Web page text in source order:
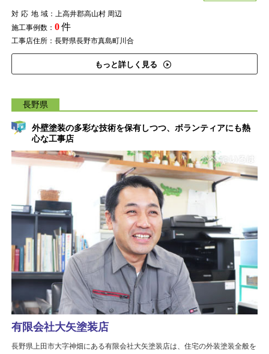
対応地域：上高井郡高山村 周辺
施工事例数： 0件
工事店住所：長野県長野市真島町川合
もっと詳しく見る
長野県
外壁塗装の多彩な技術を保有しつつ、ボランティアにも熱
心な工事店
有限会社大矢塗装店
長野県上田市大字神畑にある有限会社大矢塗装店は、住宅の外装塗装全般を